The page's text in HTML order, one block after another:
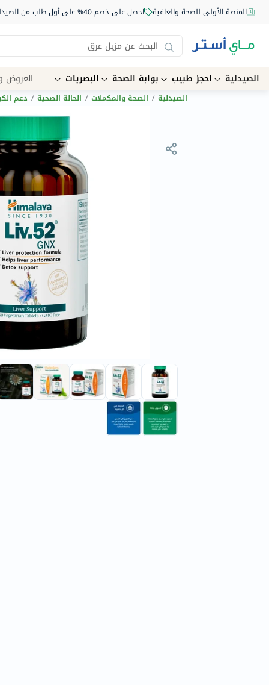
المنصة الأولى للصحة والعافية احصل على خصم 40% على أول طلب من الصيدلية أونلاين استخدم الكود: NEW40
الصيدلية احجز طبيب بوابة الصحة البصريات العروض
الصيدلية / الصحة والمكملات / الحالة الصحية / دعم